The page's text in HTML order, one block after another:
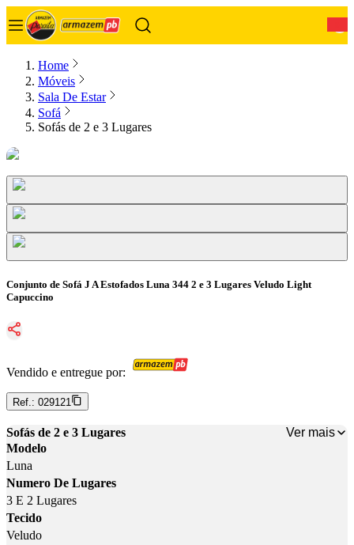
Home
Móveis
Sala De Estar
Sofá
Sofás de 2 e 3 Lugares
Conjunto de Sofá J A Estofados Luna 344 2 e 3 Lugares Veludo Light
Capuccino
Vendido e entregue por:
Ref.: 029121
Sofás de 2 e 3 Lugares
Ver mais
Modelo
Luna
Numero De Lugares
3 E 2 Lugares
Tecido
Veludo